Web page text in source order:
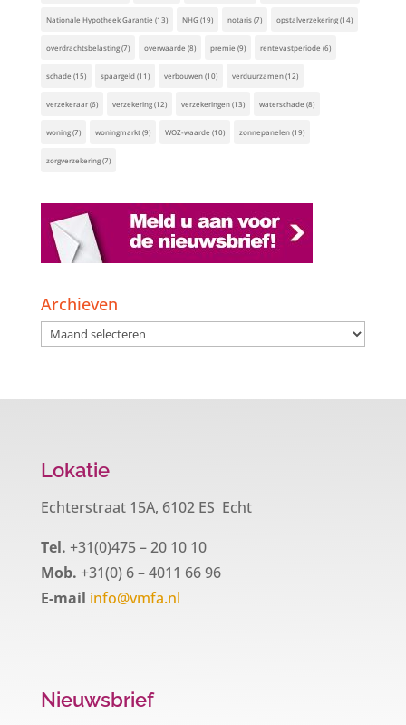
Nationale Hypotheek Garantie (13) NHG(19) notaris(7) opstalverzekering(14)
overdrachtsbelasting(7) overwaarde (8) premie (9) rentevastperiode (6)
schade (15) spaargeld(11) verbouwen(10) verduurzamen(12)
verzekeraar(6) verzekering(12) verzekeringen(13) waterschade (8)
woning(7) woningmarkt(9) WOZ-waarde (10) zonnepanelen(19)
zorgverzekering(7)
Archieven
Archieven
Lokatie
Echterstraat 15A, 6102 ES Echt
Tel. +31(0)475 – 20 10 10
Mob. +31(0) 6 – 4011 66 96
E-mail info@vmfa.nl
Nieuwsbrief